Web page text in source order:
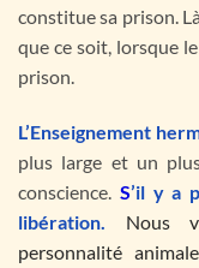
constitue sa prison.
que ce soit, lorsque
prison.
L’Enseignement
plus large et un
conscience. S’il y a
libération.
Nous
personnalité